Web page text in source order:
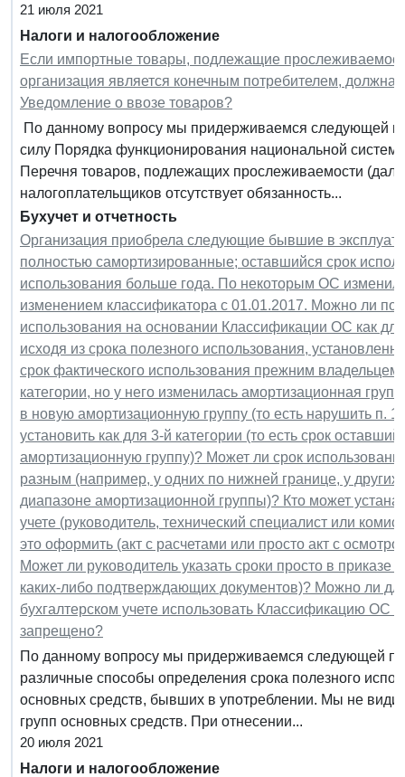
21 июля 2021
Налоги и налогообложение
Если импортные товары, подлежащие
организация является конечным потребителем,
Уведомление о ввозе товаров?
По данному вопросу мы придерживаемся следующей
силу Порядка функционирования национальной
Перечня товаров, подлежащих прослеживаемости
налогоплательщиков отсутствует обязанность...
Бухучет и отчетность
Организация приобрела следующие бывшие в
полностью самортизированные; оставшийся срок
использования больше года. По некоторым ОС
изменением классификатора с 01.01.2017. Можно ли по
использования на основании Классификации ОС как
исходя из срока полезного использования,
срок фактического использования прежним
категории, но у него изменилась амортизационная
в новую амортизационную группу (то есть нарушить п.
установить как для 3-й категории (то есть срок
амортизационную группу)? Может ли срок
разным (например, у одних по нижней границе, у других
диапазоне амортизационной группы)? Кто может
учете (руководитель, технический специалист или
это оформить (акт с расчетами или просто акт с
Может ли руководитель указать сроки просто в
каких-либо подтверждающих документов)? Можно ли
бухгалтерском учете использовать Классификацию ОС
запрещено?
По данному вопросу мы придерживаемся следующей
различные способы определения срока полезного
основных средств, бывших в употреблении. Мы не
групп основных средств. При отнесении...
20 июля 2021
Налоги и налогообложение